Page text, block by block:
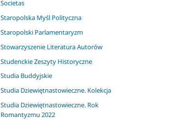
Societas
Staropolska Myśl Polityczna
Staropolski Parlamentaryzm
Stowarzyszenie Literatura Autorów
Studenckie Zeszyty Historyczne
Studia Buddyjskie
Studia Dziewiętnastowieczne. Kolekcja
Studia Dziewiętnastowieczne. Rok
Romantyzmu 2022